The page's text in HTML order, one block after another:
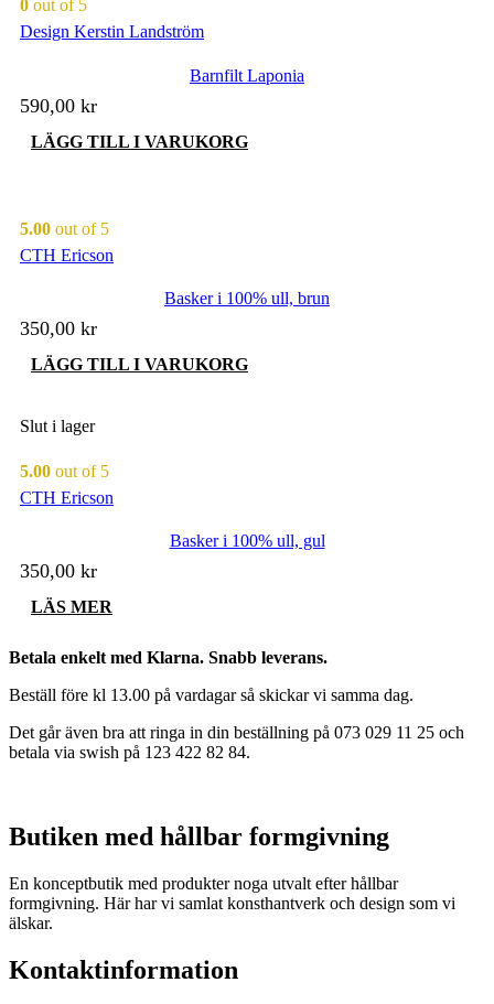
0 out of 5
Design Kerstin Landström
Barnfilt Laponia
590,00 kr
LÄGG TILL I VARUKORG
5.00 out of 5
CTH Ericson
Basker i 100% ull, brun
350,00 kr
LÄGG TILL I VARUKORG
Slut i lager
5.00 out of 5
CTH Ericson
Basker i 100% ull, gul
350,00 kr
LÄS MER
Betala enkelt med Klarna. Snabb leverans.
Beställ före kl 13.00 på vardagar så skickar vi samma dag.
Det går även bra att ringa in din beställning på 073 029 11 25 och
betala via swish på 123 422 82 84.
Butiken med hållbar formgivning
En konceptbutik med produkter noga utvalt efter hållbar
formgivning. Här har vi samlat konsthantverk och design som vi
älskar.
Kontaktinformation